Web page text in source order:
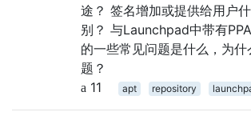
途？ 签名增加或提供给用户
别？ 与Launchpad中带有
的一些常见问题是什么，为
题？
11
apt repository